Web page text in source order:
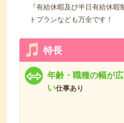
『有給休暇及び半日有給休
トプランなども万全です！
特長
年齢・職種の幅が広
い仕事あり